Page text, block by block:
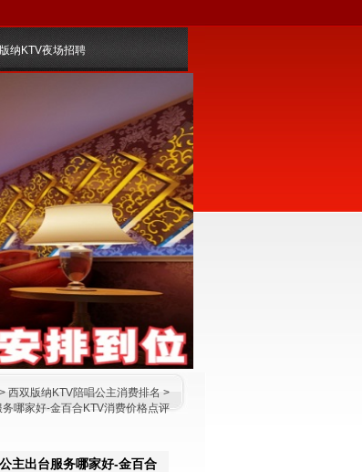
纳KTV夜场招聘
> 西双版纳KTV陪唱公主消费排名 >
哪家好-金百合KTV消费价格点评
主出台服务哪家好-金百合